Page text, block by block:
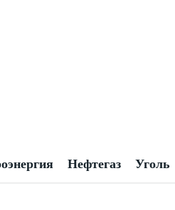
Нефтегаз Уголь